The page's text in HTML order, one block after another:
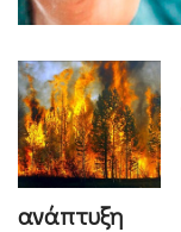
ανάπτυξη